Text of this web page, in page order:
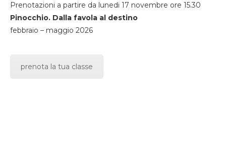
Prenotazioni a partire da lunedi 17 novembre ore 15.30
Pinocchio. Dalla favola al destino
febbraio – maggio 2026
prenota la tua classe